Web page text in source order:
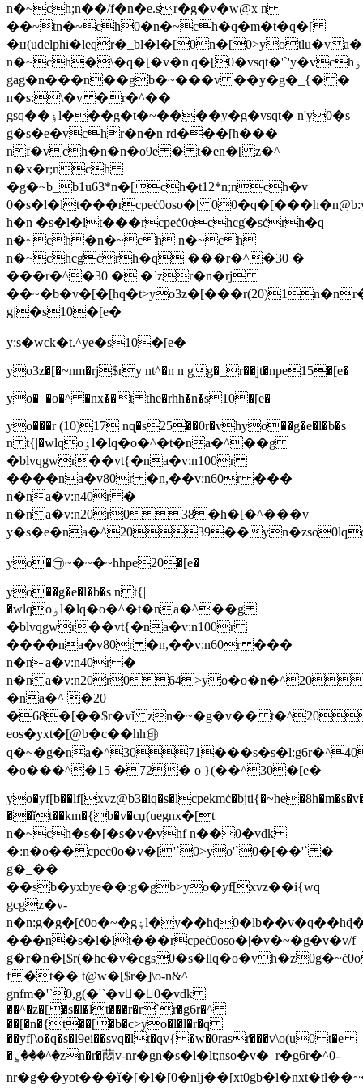
n�~ch;n��/f�n�e.sr�g�v�w@x n
��~tn�~ch0�n�~ch�q�m�t�q�[
n�~ch�\�q�[�v�n|q�[0�vsqt�'`'y�vchۏl�tv^��s
gag�n���n��gb�~���v ��y�g�_{� �
n�s:\�v �r�^��
gsq��ۏl���g�t�~����y�g�vsqt� n'y0�s
g�s�e�vchr�n�n rd���[h���
nf�vch�n�n�o9e � t�en�[ z�^
n�x�r;nch
�g�~b_b1u63*n�[ch�t12*n;nch�v
0�s�l�lt���rcpeċ0oso�|
h�n �s�l�lt���rcpeċ0ochcg͑�sċrh�q
n�~ch�n�~ch n�~ch
n�~chcg͑ċrh�q ���r�^�30 �
���r�^�30 � �`zr�n�rj
gj�s10�[e�
y:s�wck�t.^ye�s10�[e�
yo3z�[�~nm�rj$ry nt^�n n gg�_r��jt�npe15�[e�
yo�_�o�^ �nx��t the�rhh�n�s10�[e�
yo���r (10)17 nɋ�s25��0r�vhyo��g�e�l�b�s
n t{|�wlqoۏl�lq�o�^�t�na�^��g
�blvqgwr��vt{�na�v:n100r
����na�v80r �n,��v:n60r ���
n�na�v:n40r �
n�na�v:n20r038�h�[�^���v
y�s�e�na�^2039��
yo�㉠~�~�~hhpe20�[e�
yo��g�e�l�b�s n t{|
�wlqoۏl�lq�o�^�t�na�^��g
�blvqgwr��vt{�na�v:n100r
����na�v80r �n,��v:n60r ���
n�na�v:n40r �
�na�^ �20
�68�[��$r�vǐ zn�~�g�v��
eos�yxt�[@b�c��hh㉳
�o���^�15 �72� o }(��^30�[e�
��ǐt��km�{b�v�cџ(uegnx�[t
n�~ch�s�[�s�v�vhf n��0�vdk
�:n�o��cpeċ0o�v�['`0>yo'`0�[��'` �
g�_��
��sb�yxbye��:g�gb>yo�yf[xvz��i{wq
gcgz�v-
n�n:g�g�[ċ0o�~�gۏl�y��hɖ0�lb��v�q��hɖ�^�fy�ov��n�r`r�g6r�^�v�^�z0�[�nl�lb�eg��
���n�s�l�lt���rcpeċ0oso�|�v�~�g�v�v/f
f �̀t�� t@w�[$r�]\o-n&^
gnfm�'`0,g(�'`�v�0�vdk
��^�z�[�s�l�lt���r�r`r�g6r�^
��[�n�{t��[�b�c>yo�l�l�r�q
��yf[\o�q�s�l9ei��svq�lt�qv{ �w�0rasr͑���v\o(u0 t�e
�؏���^�zn�r�蕄v-nr�gn�s�l�lt;nso�v�_r�g6r�^0-
nr�g��